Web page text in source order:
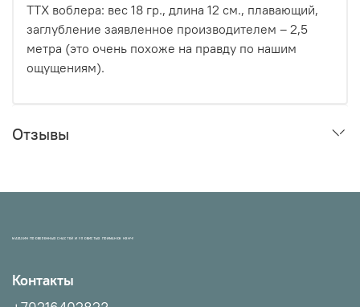
ТТХ воблера: вес 18 гр., длина 12 см., плавающий,
заглубление заявленное производителем – 2,5
метра (это очень похоже на правду по нашим
ощущениям).
Отзывы
МАГАЗИН ПРОВЕРЕННЫХ СНАСТЕЙ И УЛОВИСТЫХ ПРИМАНОК НХНЧ!
Контакты